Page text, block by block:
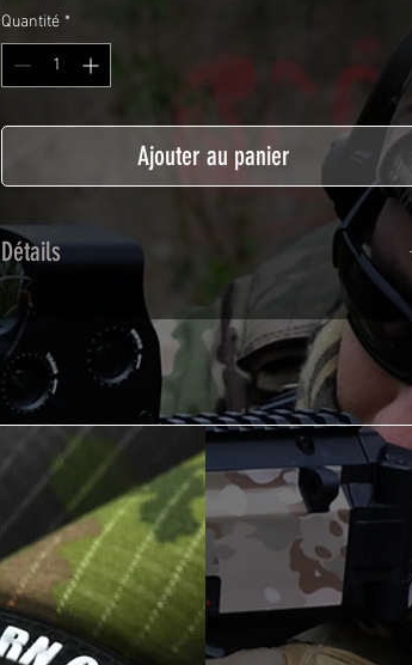
Quantité *
Ajouter au panier
Détails
Adhésif de type polymère calandré recouvert d'une
plastification protègeant des UV et des rayures.
Utilisé initialement pour le marquage de véhicule,
les adhésifs AirsoftSkinZone offrent une grande
durabilité et résistent aux intempéries.
Nettoyer sa réplique à l'aide d'un produit alcoolisé
avant toute installation est indispensable. Un
décapeur thermique ou un sèche cheveux sera
nécessaire à l'installation de votre Skin. Voir la
rubrique TUTOS / VIDEOS